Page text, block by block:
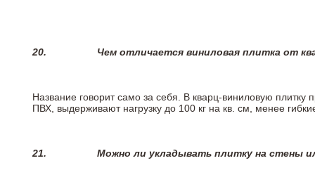
20. Чем отличается виниловая плитка от
Название говорит само за себя. В кварц-виниловую
ПВХ, выдерживают нагрузку до 100 кг на кв. см, менее
21. Можно ли укладывать плитку на стены